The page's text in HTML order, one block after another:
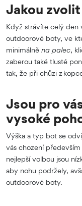
Jakou
Když strávíte celý den
outdoorové boty, ve
minimálně na palec,
zaberou také tlusté
tak, že při chůzi z
Jsou pro
vysoké
Výška a typ bot se
vás chození
nejlepší volbou jsou
aby nohu podržely,
outdoorové boty.